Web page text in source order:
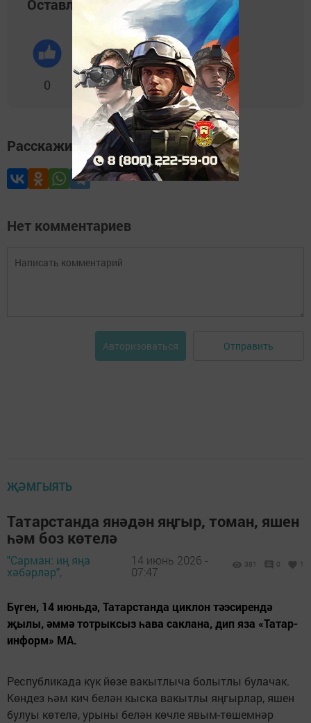
Оставляйте реакции
0 0 0 0 0
Расскажите друзьям
Нет комментариев
Авторизоваться Отправить
ҖӘМГЫЯТЬ
Татарстанда янәдән яңгыр, томан, яшен
һәм боз көтелә
"Сарман: иң яңа
хәбәрләр",
14 июнь 2026 -
07:47
381 0 1
Бүген, 14 июньдә, Татарстанда циклон тәэсирендә
җылы, әммә тотрыксыз һава саклана, дип яза «Татар-
информ» МА.
Республикада күк йөзе вакытлыча болытлы булачак.
Көндез һәм кич белән кыска вакытлы яңгырлар, яшен
булуы көтелә, урыны белән көчле явым-төшемнәр